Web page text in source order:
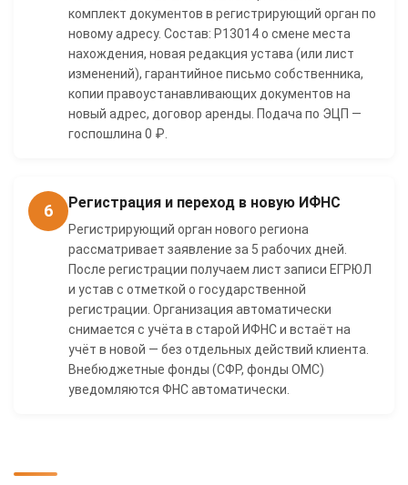
комплект документов в регистрирующий орган по
новому адресу. Состав: Р13014 о смене места
нахождения, новая редакция устава (или лист
изменений), гарантийное письмо собственника,
копии правоустанавливающих документов на
новый адрес, договор аренды. Подача по ЭЦП —
госпошлина 0 ₽.
6 Регистрация и переход в новую ИФНС
Регистрирующий орган нового региона
рассматривает заявление за 5 рабочих дней.
После регистрации получаем лист записи ЕГРЮЛ
и устав с отметкой о государственной
регистрации. Организация автоматически
снимается с учёта в старой ИФНС и встаёт на
учёт в новой — без отдельных действий клиента.
Внебюджетные фонды (СФР, фонды ОМС)
уведомляются ФНС автоматически.